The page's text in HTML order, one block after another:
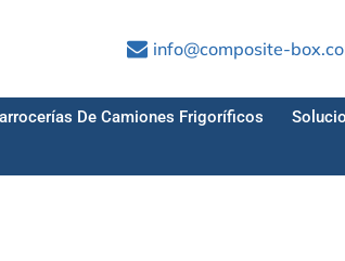
info@composite-
De Camiones Frigoríficos